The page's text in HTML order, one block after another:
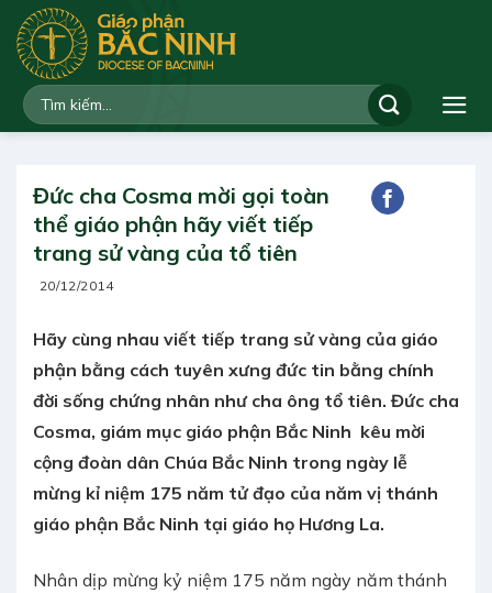
qua
dung
Đức cha Cosma mời gọi toàn
thể giáo phận hãy viết tiếp
trang sử vàng của tổ tiên
20/12/2014
Hãy cùng nhau viết tiếp trang sử vàng của giáo
phận bằng cách tuyên xưng đức tin bằng chính
đời sống chứng nhân như cha ông tổ tiên. Đức cha
Cosma, giám mục giáo phận Bắc Ninh kêu mời
cộng đoàn dân Chúa Bắc Ninh trong ngày lễ
mừng kỉ niệm 175 năm tử đạo của năm vị thánh
giáo phận Bắc Ninh tại giáo họ Hương La.
Nhân dịp mừng kỷ niệm 175 năm ngày năm thánh